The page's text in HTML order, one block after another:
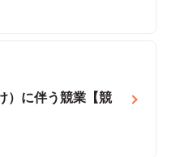
）に伴う競業【競